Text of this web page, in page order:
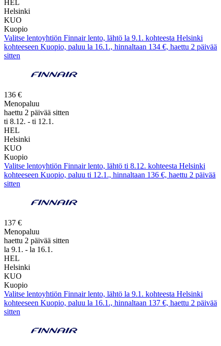
HEL
Helsinki
KUO
Kuopio
Valitse lentoyhtiön Finnair lento, lähtö la 9.1. kohteesta Helsinki
kohteeseen Kuopio, paluu la 16.1., hinnaltaan 134 €, haettu 2 päivää
sitten
136 €
Menopaluu
haettu 2 päivää sitten
ti 8.12. - ti 12.1.
HEL
Helsinki
KUO
Kuopio
Valitse lentoyhtiön Finnair lento, lähtö ti 8.12. kohteesta Helsinki
kohteeseen Kuopio, paluu ti 12.1., hinnaltaan 136 €, haettu 2 päivää
sitten
137 €
Menopaluu
haettu 2 päivää sitten
la 9.1. - la 16.1.
HEL
Helsinki
KUO
Kuopio
Valitse lentoyhtiön Finnair lento, lähtö la 9.1. kohteesta Helsinki
kohteeseen Kuopio, paluu la 16.1., hinnaltaan 137 €, haettu 2 päivää
sitten